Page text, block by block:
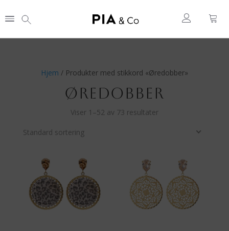
Hjem / Produkter med stikkord «Øredobber»
ØREDOBBER
Viser 1–52 av 73 resultater
Standard sortering